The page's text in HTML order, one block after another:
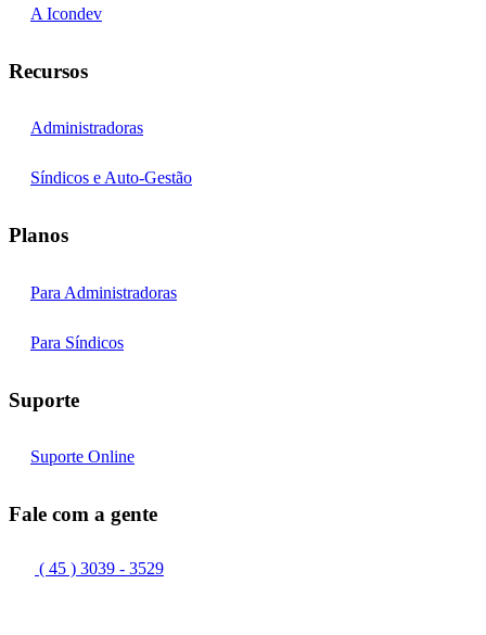
A Icondev
Recursos
Administradoras
Síndicos e Auto-Gestão
Planos
Para Administradoras
Para Síndicos
Suporte
Suporte Online
Fale com a gente
( 45 ) 3039 - 3529